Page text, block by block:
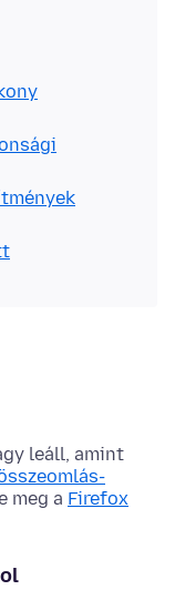
leáll, amint
meg a Firefox